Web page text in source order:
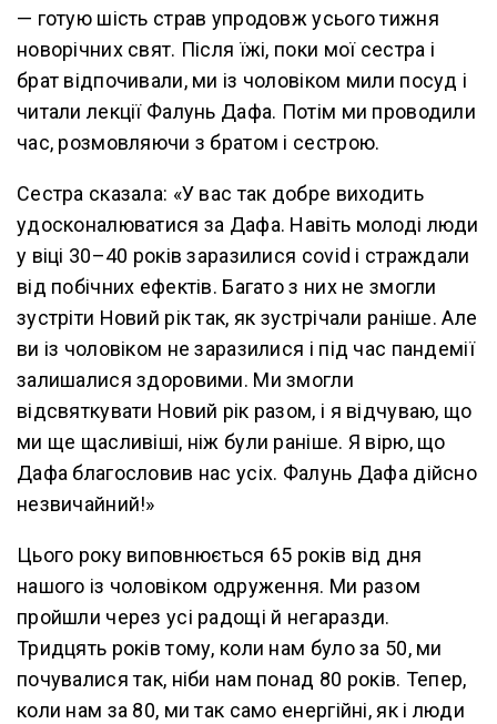
— готую шість страв упродовж усього тижня
новорічних свят. Після їжі, поки мої сестра і
брат відпочивали, ми із чоловіком мили посуд і
читали лекції Фалунь Дафа. Потім ми проводили
час, розмовляючи з братом і сестрою.
Сестра сказала: «У вас так добре виходить
удосконалюватися за Дафа. Навіть молоді люди
у віці 30–40 років заразилися covid і страждали
від побічних ефектів. Багато з них не змогли
зустріти Новий рік так, як зустрічали раніше. Але
ви із чоловіком не заразилися і під час пандемії
залишалися здоровими. Ми змогли
відсвяткувати Новий рік разом, і я відчуваю, що
ми ще щасливіші, ніж були раніше. Я вірю, що
Дафа благословив нас усіх. Фалунь Дафа дійсно
незвичайний!»
Цього року виповнюється 65 років від дня
нашого із чоловіком одруження. Ми разом
пройшли через усі радощі й негаразди.
Тридцять років тому, коли нам було за 50, ми
почувалися так, ніби нам понад 80 років. Тепер,
коли нам за 80, ми так само енергійні, як і люди